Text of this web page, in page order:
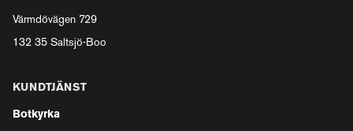
Värmdövägen 729
132 35 Saltsjö-Boo
KUNDTJÄNST
Botkyrka